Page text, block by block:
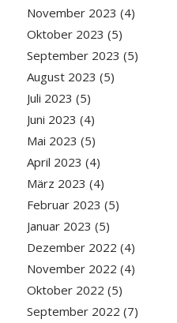
November 2023 (4)
Oktober 2023 (5)
September 2023 (5)
August 2023 (5)
Juli 2023 (5)
Juni 2023 (4)
Mai 2023 (5)
April 2023 (4)
März 2023 (4)
Februar 2023 (5)
Januar 2023 (5)
Dezember 2022 (4)
November 2022 (4)
Oktober 2022 (5)
September 2022 (7)